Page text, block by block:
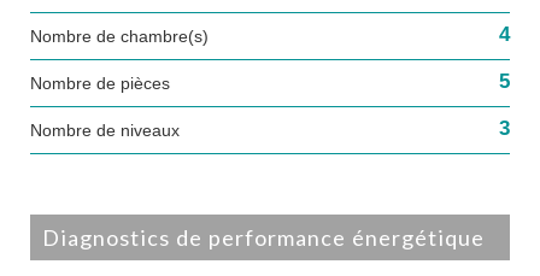
Nombre de chambre(s) 4
Nombre de pièces 5
Nombre de niveaux 3
diagnostics de performance énergétique